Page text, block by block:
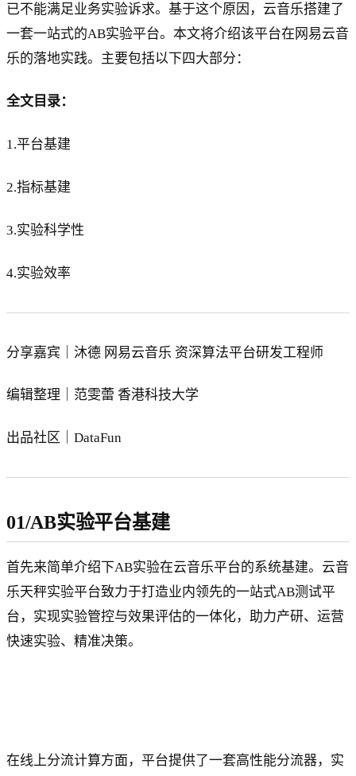
已不能满足业务实验诉求。基于这个原因，云音乐搭建了
一套一站式的AB实验平台。本文将介绍该平台在网易云音
乐的落地实践。主要包括以下四大部分：
全文目录：
1.平台基建
2.指标基建
3.实验科学性
4.实验效率
分享嘉宾｜沐德 网易云音乐 资深算法平台研发工程师
编辑整理｜范雯蕾 香港科技大学
出品社区｜DataFun
01/AB实验平台基建
首先来简单介绍下AB实验在云音乐平台的系统基建。云音
乐天秤实验平台致力于打造业内领先的一站式AB测试平
台，实现实验管控与效果评估的一体化，助力产研、运营
快速实验、精准决策。
在线上分流计算方面，平台提供了一套高性能分流器，实